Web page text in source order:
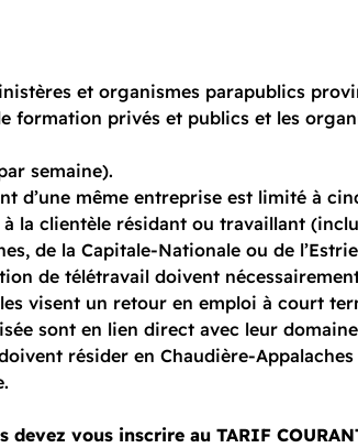
et organismes parapublics
formation privés et publics et les
semaine).
d’une même entreprise est limité à
la clientèle résidant ou travaillant
de la Capitale-Nationale ou de
de télétravail doivent
visent un retour en emploi à court
sont en lien direct avec leur
résider en Chaudière-
vous inscrire au TARIF